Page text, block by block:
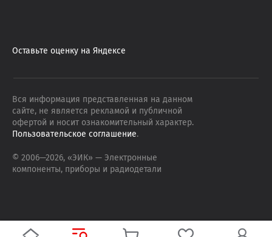
Оставьте оценку на Яндексе
Вся информация представленная на данном
сайте, не является рекламой и публичной
офертой и носит ознакомительный характер.
Пользовательское соглашение.
© 2006—2026, «ЭИК» — Электронные
компоненты, приборы и радиодетали